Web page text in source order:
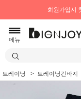
회원가입시
메뉴
트레이닝 트레이닝긴바지